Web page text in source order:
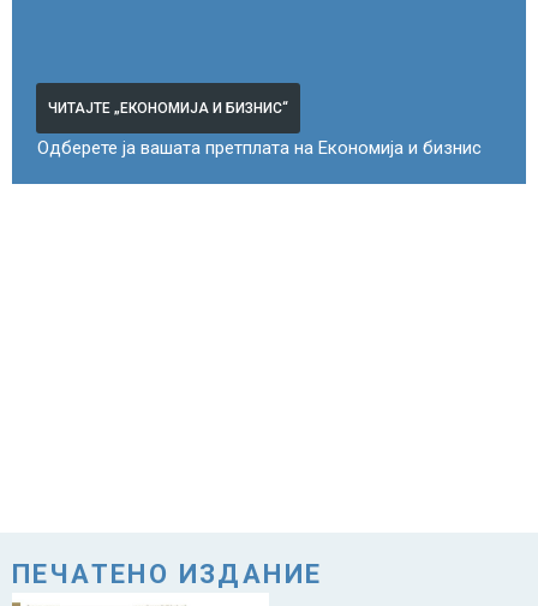
ЧИТАЈТЕ „ЕКОНОМИЈА И БИЗНИС“
Одберете ја вашата претплата на Економија и бизнис
ПЕЧАТЕНО ИЗДАНИЕ